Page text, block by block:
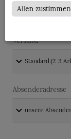
Versand
Absenderadresse
Allen zustimmen